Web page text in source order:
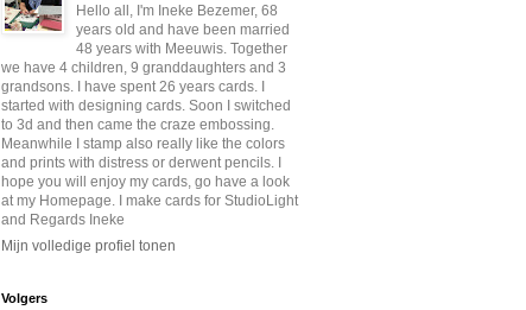
Hello all, I'm Ineke Bezemer, 68
years old and have been married
48 years with Meeuwis. Together
we have 4 children, 9 granddaughters and 3
grandsons. I have spent 26 years cards. I
started with designing cards. Soon I switched
to 3d and then came the craze embossing.
Meanwhile I stamp also really like the colors
and prints with distress or derwent pencils. I
hope you will enjoy my cards, go have a look
at my Homepage. I make cards for StudioLight
and Regards Ineke
Mijn volledige profiel tonen
Volgers